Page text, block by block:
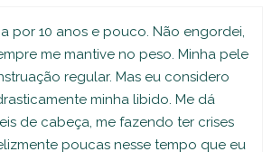
por 10 anos e pouco. Não engordei,
me mantive no peso. Minha pele
regular. Mas eu considero
minha libido. Me dá
de cabeça, me fazendo ter crises
poucas nesse tempo que eu